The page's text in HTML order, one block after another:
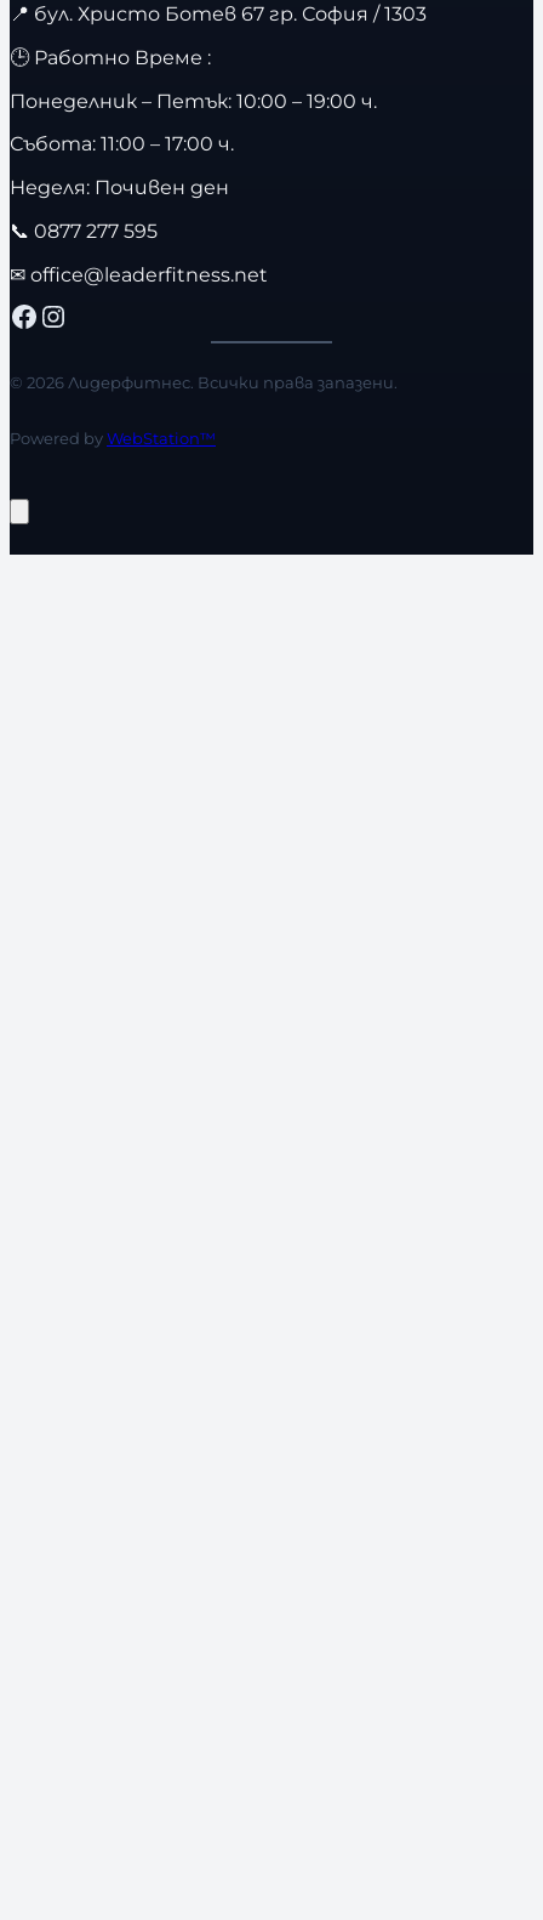
📍 бул. Христо Ботев 67 гр. София / 1303
🕒 Работно Време :
Понеделник – Петък: 10:00 – 19:00 ч.
Събота: 11:00 – 17:00 ч.
Неделя: Почивен ден
📞 0877 277 595
✉ office@leaderfitness.net
Facebook Instagram
© 2026 Лидерфитнес. Всички права запазени.
Powered byWebStation™